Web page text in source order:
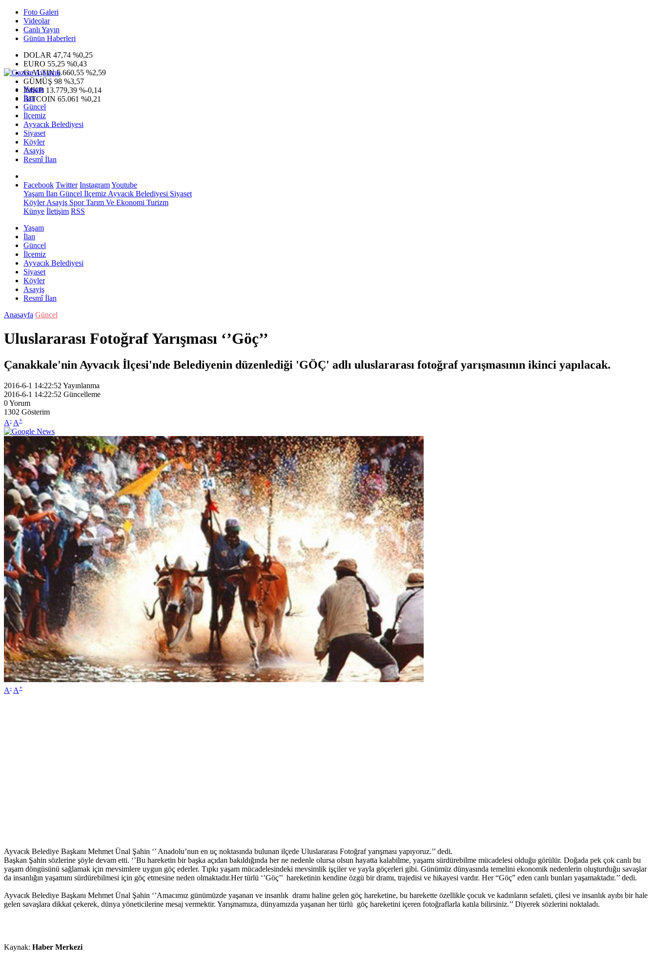
Foto Galeri
Videolar
Canlı Yayın
Günün Haberleri
DOLAR 47,74 %0,25
EURO 55,25 %0,43
G.ALTIN6.660,55 %2,59
GÜMÜŞ 98 %3,57
IMKB 13.779,39 %-0,14
BITCOIN 65.061 %0,21
Yaşam
İlan
Güncel
İlçemiz
Ayvacık Belediyesi
Siyaset
Köyler
Asayiş
Resmî İlan
Facebook Twitter InstagramYoutube
Yaşam İlan Güncel İlçemiz Ayvacık Belediyesi Siyaset
KöylerAsayiş SporTarım Ve Ekonomi Turizm
Künye İletişim RSS
Yaşam
İlan
Güncel
İlçemiz
Ayvacık Belediyesi
Siyaset
Köyler
Asayiş
Resmî İlan
Anasayfa Güncel
Uluslararası Fotoğraf Yarışması ‘’Göç’’
Çanakkale'nin Ayvacık İlçesi'nde Belediyenin düzenlediği 'GÖÇ' adlı uluslararası fotoğraf yarışmasının ikinci yapılacak.
2016-6-1 14:22:52 Yayınlanma
2016-6-1 14:22:52 Güncelleme
0Yorum
1302 Gösterim
A- A+
A- A+
Ayvacık Belediye Başkanı Mehmet Ünal Şahin ‘’ Anadolu’nun en uç noktasında bulunan ilçede Uluslararası Fotoğraf yarışması yapıyoruz.’’ dedi.
Başkan Şahin sözlerine şöyle devam etti. ‘’Bu hareketin bir başka açıdan bakıldığında her ne nedenle olursa olsun hayatta kalabilme, yaşamı sürdürebilme mücadelesi olduğu görülür. Doğada pek çok canlı bu
yaşam döngüsünü sağlamak için mevsimlere uygun göç ederler. Tıpkı yaşam mücadelesindeki mevsimlik işçiler ve yayla göçerleri gibi. Günümüz dünyasında temelini ekonomik nedenlerin oluşturduğu savaşlar
da insanlığın yaşamını sürdürebilmesi için göç etmesine neden olmaktadır.Her türlü ‘’Göç’’ hareketinin kendine özgü bir dramı, trajedisi ve hikayesi vardır. Her “Göç” eden canlı bunları yaşamaktadır.’’ dedi.
Ayvacık Belediye Başkanı Mehmet Ünal Şahin ‘’Amacımız günümüzde yaşanan ve insanlık dramı haline gelen göç hareketine, bu harekette özellikle çocuk ve kadınların sefaleti, çilesi ve insanlık ayıbı bir hale
gelen savaşlara dikkat çekerek, dünya yöneticilerine mesaj vermektir. Yarışmamıza, dünyamızda yaşanan her türlü göç hareketini içeren fotoğraflarla katıla bilirsiniz.’’ Diyerek sözlerini noktaladı.
Kaynak: Haber Merkezi